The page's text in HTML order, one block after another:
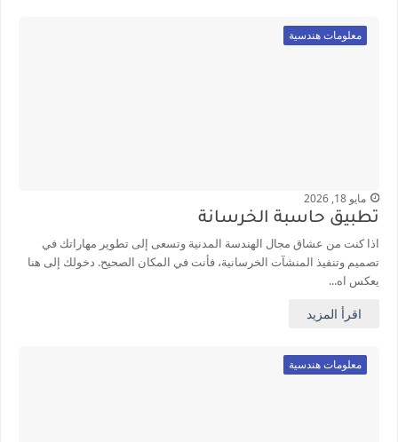
معلومات هندسية
مايو 18, 2026
تطبيق حاسبة الخرسانة
اذا كنت من عشاق مجال الهندسة المدنية وتسعى إلى تطوير مهاراتك في
تصميم وتنفيذ المنشآت الخرسانية، فأنت في المكان الصحيح. دخولك إلى هنا
يعكس اه...
اقرأ المزيد
معلومات هندسية